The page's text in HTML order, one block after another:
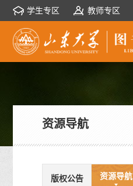
学生专区 教师专区
资源导航
版权公告 资源导航